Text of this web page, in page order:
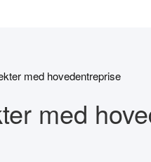
med hovedentreprise
med